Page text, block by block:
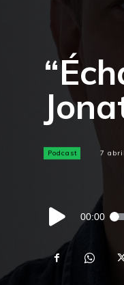
Podcast 7
Reproductor
de
audio
00:00